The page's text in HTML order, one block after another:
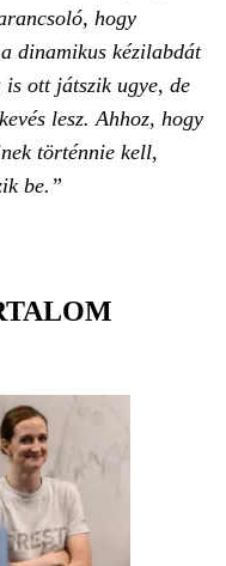
hogy
dinamikus kézilabdát
ott játszik ugye, de
lesz. Ahhoz, hogy
történnie kell,
be.”